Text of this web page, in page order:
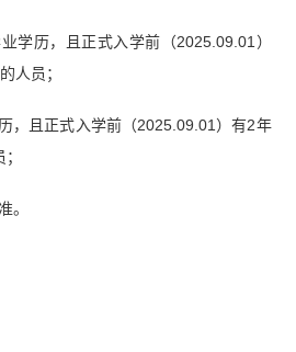
学历，且正式入学前（2025.09.01）
人员；
，且正式入学前（2025.09.01）有2年
。